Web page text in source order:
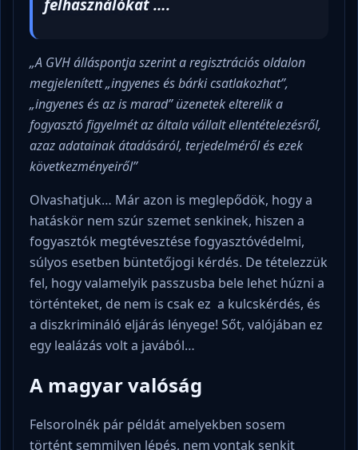
felhasználókat ….
„A GVH álláspontja szerint a regisztrációs oldalon
megjelenített „ingyenes és bárki csatlakozhat”,
„ingyenes és az is marad” üzenetek elterelik a
fogyasztó figyelmét az általa vállalt ellentételezésről,
azaz adatainak átadásáról, terjedelméről és ezek
következményeiről”
Olvashatjuk… Már azon is meglepődök, hogy a
hatáskör nem szúr szemet senkinek, hiszen a
fogyasztók megtévesztése fogyasztóvédelmi,
súlyos esetben büntetőjogi kérdés. De tételezzük
fel, hogy valamelyik passzusba bele lehet húzni a
történteket, de nem is csak ez a kulcskérdés, és
a diszkrimináló eljárás lényege! Sőt, valójában ez
egy lealázás volt a javából…
A magyar valóság
Felsorolnék pár példát amelyekben sosem
történt semmilyen lépés, nem vontak senkit